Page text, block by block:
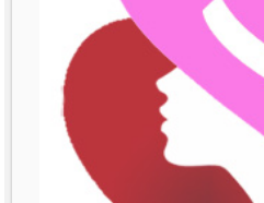
יותר טובות אבל מרוויחות פחות
מעט מחקרים שונים
נוספים